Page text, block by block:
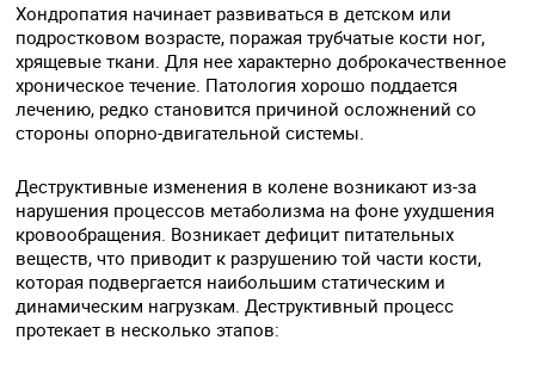
Хондропатия начинает развиваться в детском или
подростковом возрасте, поражая трубчатые кости ног,
хрящевые ткани. Для нее характерно доброкачественное
хроническое течение. Патология хорошо поддается
лечению, редко становится причиной осложнений со
стороны опорно-двигательной системы.
Деструктивные изменения в колене возникают из-за
нарушения процессов метаболизма на фоне ухудшения
кровообращения. Возникает дефицит питательных
веществ, что приводит к разрушению той части кости,
которая подвергается наибольшим статическим и
динамическим нагрузкам. Деструктивный процесс
протекает в несколько этапов: